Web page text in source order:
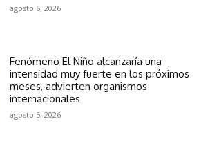
agosto 6, 2026
Fenómeno El Niño alcanzaría una
intensidad muy fuerte en los próximos
meses, advierten organismos
internacionales
agosto 5, 2026